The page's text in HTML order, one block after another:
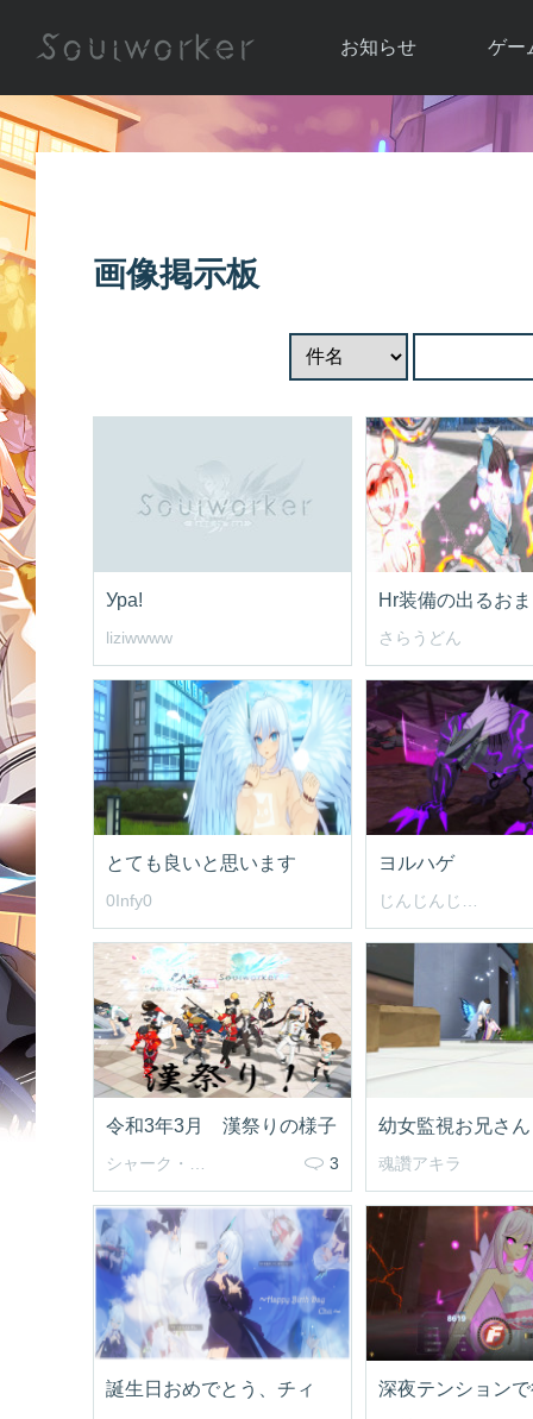
お知らせ
お知らせ一覧
ゲー
ソウ
アップ
画像掲示板
Ура!
liziwwww
Hr装備の出るお
さらうどん
とても良いと思います
0Infy0
ヨルハゲ
じんじんじんじん
令和3年3月 漢祭りの様子
シャーク・エイン 3
幼女監視お兄さ
魂讚アキラ
誕生日おめでとう、チィ